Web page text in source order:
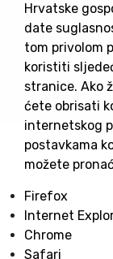
Hrvatske
date
tom privolom
koristiti
stranice. Ako
ćete obrisati
internetskog
postavkama
možete
Firefox
Internet
Chrome
Safari